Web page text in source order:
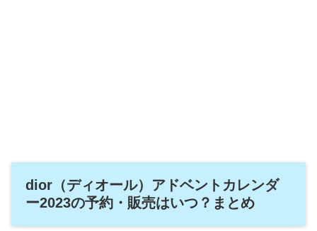
dior（ディオール）アドベントカレンダ
ー2023の予約・販売はいつ？まとめ